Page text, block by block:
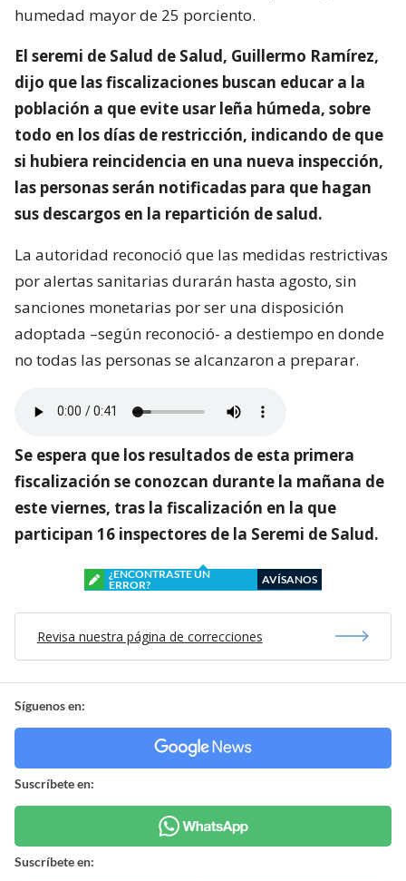
humedad mayor de 25 porciento.
El seremi de Salud de Salud, Guillermo Ramírez,
dijo que las fiscalizaciones buscan educar a la
población a que evite usar leña húmeda, sobre
todo en los días de restricción, indicando de que
si hubiera reincidencia en una nueva inspección,
las personas serán notificadas para que hagan
sus descargos en la repartición de salud.
La autoridad reconoció que las medidas restrictivas
por alertas sanitarias durarán hasta agosto, sin
sanciones monetarias por ser una disposición
adoptada –según reconoció- a destiempo en donde
no todas las personas se alcanzaron a preparar.
Se espera que los resultados de esta primera
fiscalización se conozcan durante la mañana de
este viernes, tras la fiscalización en la que
participan 16 inspectores de la Seremi de Salud.
¿ENCONTRASTE UN
ERROR?
AVÍSANOS
Revisa nuestra página de correcciones
Síguenos en:
Suscríbete en:
Suscríbete en: